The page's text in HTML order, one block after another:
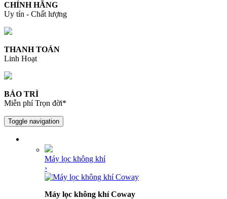
CHÍNH HÃNG
Uy tín - Chất lượng
THANH TOÁN
Linh Hoạt
BẢO TRÌ
Miễn phí Trọn đời*
Toggle navigation
Máy lọc không khí
›
Máy lọc không khí Coway